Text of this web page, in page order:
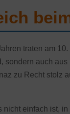
traten am
sondern auch
zu Recht stolz
einfach ist,